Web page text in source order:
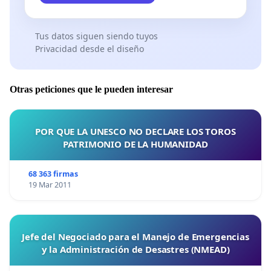
prestación (alquiler, servicios, insumos, sueldos de
inflacionario 214.94%.
· Que cambien las reglas sin avisar y te debiten
impersonales que jamás se contestan, o empleados
intermedios, que por más buena voluntad que tengan
no pueden responder nuestras inquietudes, pues
tienen funciones limitadas.
· Que el Instituto avale que nos convirtamos en el
recetas y pedidos que los especialistas no hacen,
convirtiéndonos en “secretarias gratis”. No es justo y es
denigrante como profesional médico.
Los MDC sin altisonancias ni chicanas, necesitamos una
Tus datos siguen siendo tuyos
Privacidad desde el diseño
Otras peticiones que le pueden interesar
POR QUE LA UNESCO NO DECLARE LOS TOROS
PATRIMONIO DE LA HUMANIDAD
68 363 firmas
19 Mar 2011
Jefe del Negociado para el Manejo de Emergencias
y la Administración de Desastres (NMEAD)